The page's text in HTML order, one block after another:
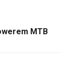
MTB